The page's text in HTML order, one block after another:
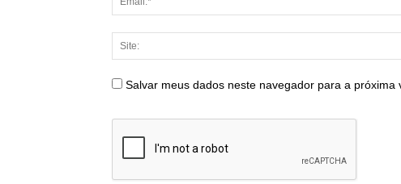
Salvar meus dados neste navegador para a próxima